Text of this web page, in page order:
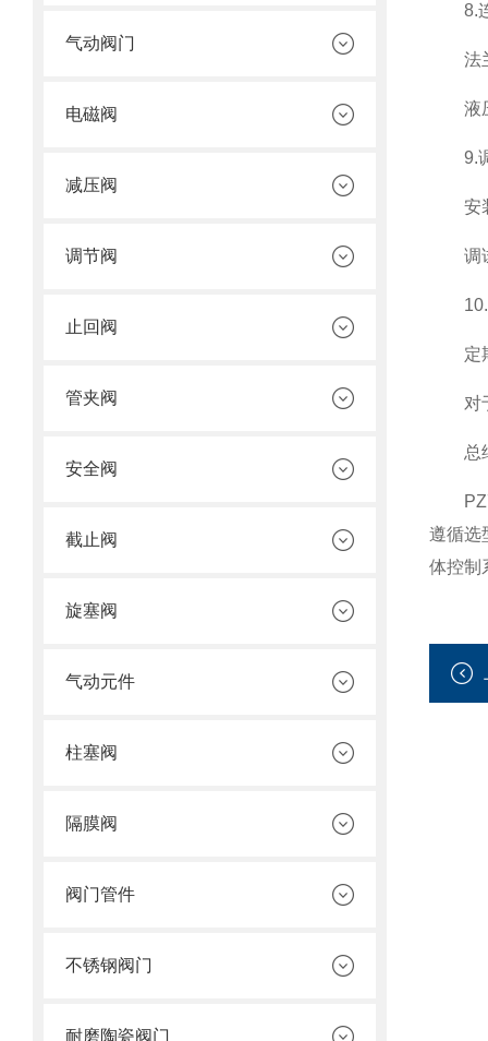
气动阀门
电磁阀
减压阀
调节阀
止回阀
管夹阀
安全阀
截止阀
旋塞阀
气动元件
柱塞阀
隔膜阀
阀门管件
不锈钢阀门
耐磨陶瓷阀门
8.连
法兰
液压
9.调
安装
调试
10.
定期
对于
总结
遵循选
体控制